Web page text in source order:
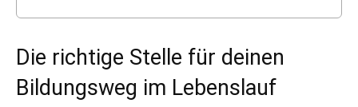
Die richtige Stelle für deinen
Bildungsweg im Lebenslauf